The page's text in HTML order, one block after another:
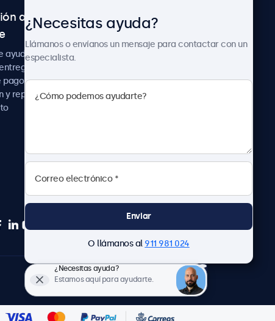
al
ayuda
pago
y reparación
Sobre Beetronics
Noticias
Trabaja con nosotros
Términos y Condiciones
Declaración de
Español
¿Necesitas ayuda?
Llámanos o envíanos un mensaje para contactar con un
especialista.
Enviar
O llámanos al 911 981 024
¿Necesitas ayuda?
Estamos aquí para ayudarte.